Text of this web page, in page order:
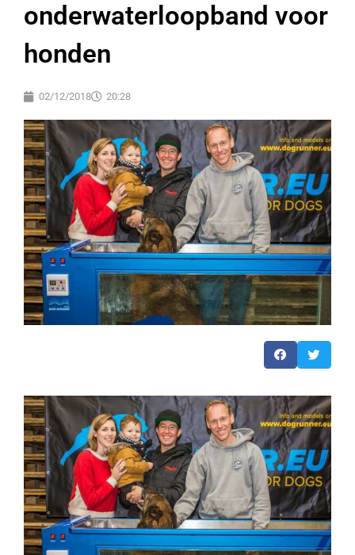
onderwaterloopband voor
honden
02/12/2018 20:28